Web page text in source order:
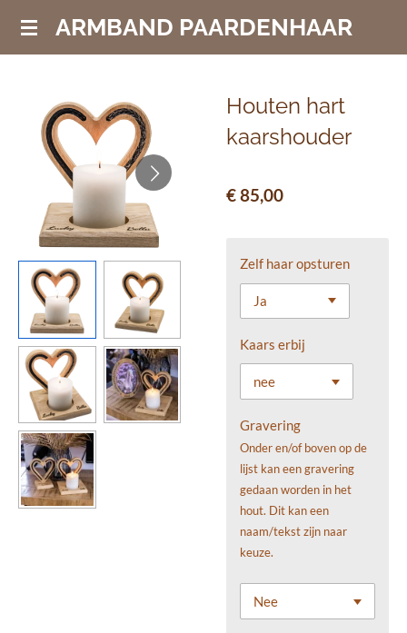
Ga
hoofdinhoud
ARMBAND PAARDENHAAR
Houten hart
kaarshouder
€ 85,00
Zelf haar opsturen
Kaars erbij
Gravering
Onder en/of boven op de
lijst kan een gravering
gedaan worden in het
hout. Dit kan een
naam/tekst zijn naar
keuze.